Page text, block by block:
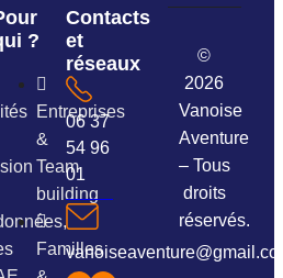
?
Entreprises
&
Team
building
Familles
Contacts
et
réseaux
06 37
54 96
01
©
2026
Vanoise
Aventure
– Tous
droits
réservés.